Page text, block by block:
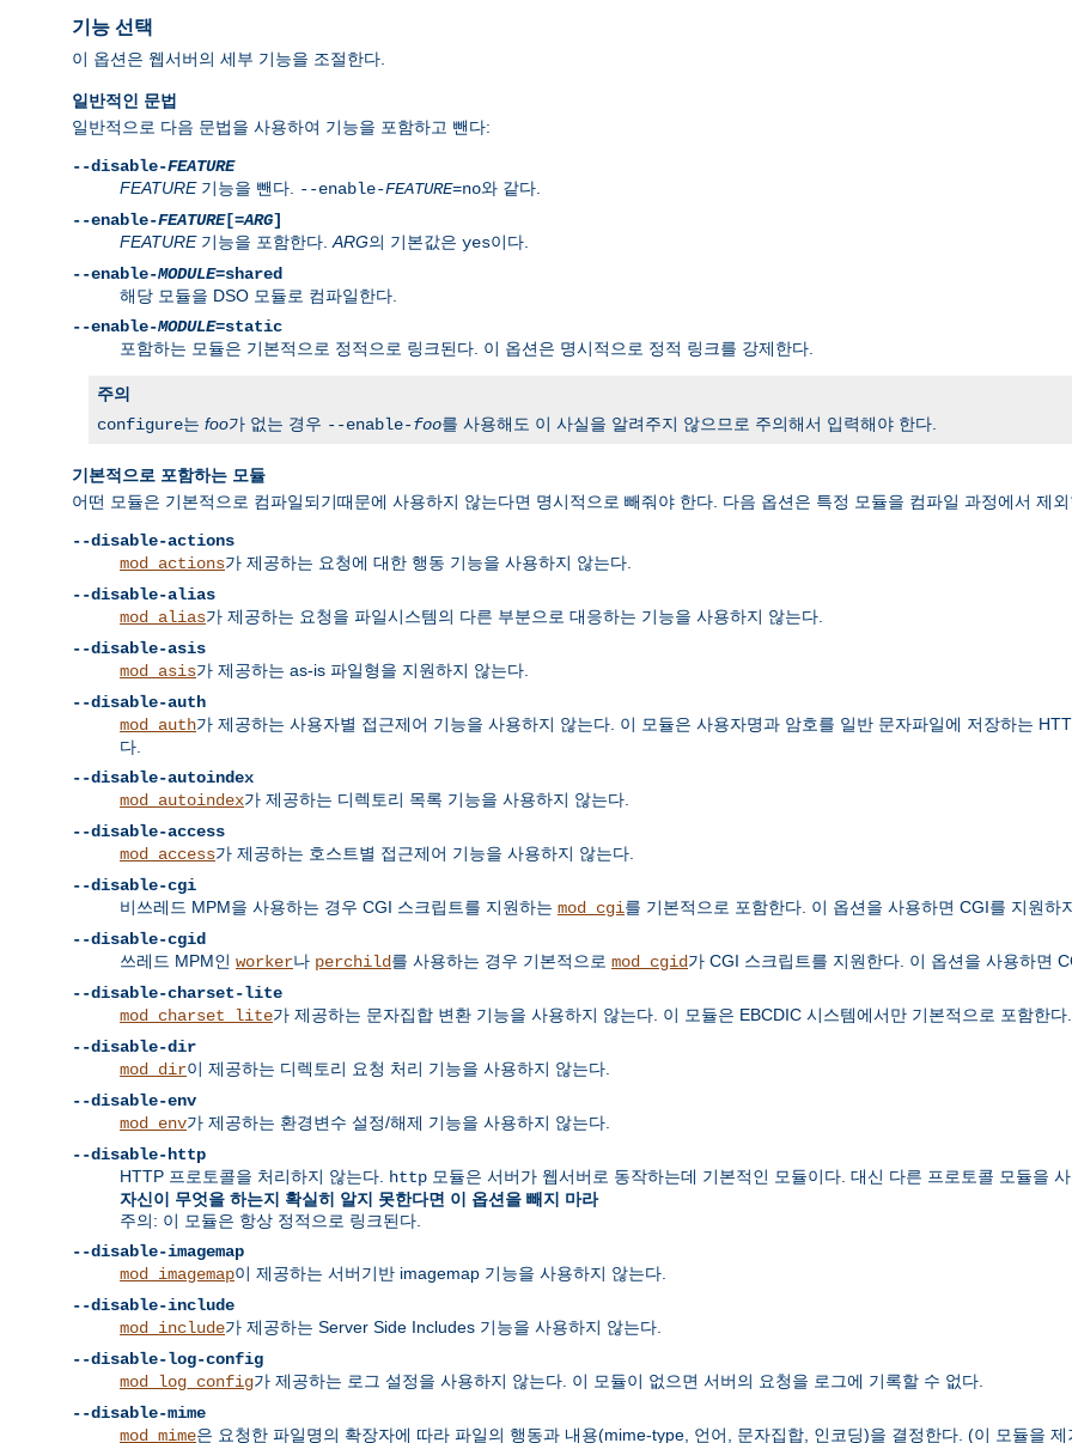
기능 선택
이 옵션은 웹서버의 세부 기능을 조절한다.
일반적인 문법
일반적으로 다음 문법을 사용하여 기능을 포함하고 뺀다:
--disable-FEATURE
FEATURE기능을 뺀다. --enable-FEATURE=no와 같다.
--enable-FEATURE[=ARG]
FEATURE기능을 포함한다. ARG의 기본값은 yes이다.
--enable-MODULE=shared
해당 모듈을 DSO 모듈로 컴파일한다.
--enable-MODULE=static
포함하는 모듈은 기본적으로 정적으로 링크된다. 이 옵션은 명시적으로 정적 링크를 강제한다.
주의
configure는 foo가 없는 경우 --enable-foo를 사용해도 이 사실을 알려주지 않으므로 주의해서 입력해야 한다.
기본적으로 포함하는 모듈
어떤 모듈은 기본적으로 컴파일되기때문에 사용하지 않는다면 명시적으로 빼줘야 한다. 다음 옵션은 특정 모듈을 컴파일 과정에서 제외
--disable-actions
mod_actions가 제공하는 요청에 대한 행동 기능을 사용하지 않는다.
--disable-alias
mod_alias가 제공하는 요청을 파일시스템의 다른 부분으로 대응하는 기능을 사용하지 않는다.
--disable-asis
mod_asis가 제공하는 as-is 파일형을 지원하지 않는다.
--disable-auth
mod_auth가 제공하는 사용자별 접근제어 기능을 사용하지 않는다. 이 모듈은 사용자명과 암호를 일반 문자파일에 저장하는
다.
--disable-autoindex
mod_autoindex가 제공하는 디렉토리 목록 기능을 사용하지 않는다.
--disable-access
mod_access가 제공하는 호스트별 접근제어 기능을 사용하지 않는다.
--disable-cgi
비쓰레드 MPM을 사용하는 경우 CGI 스크립트를 지원하는 mod_cgi를 기본적으로 포함한다. 이 옵션을 사용하면 CGI를 지원하
--disable-cgid
쓰레드 MPM인 worker나 perchild를 사용하는 경우 기본적으로 mod_cgid가 CGI 스크립트를 지원한다. 이 옵션을 사용하면
--disable-charset-lite
mod_charset_lite가 제공하는 문자집합 변환 기능을 사용하지 않는다. 이 모듈은 EBCDIC 시스템에서만 기본적으로 포함한다.
--disable-dir
mod_dir이 제공하는 디렉토리 요청 처리 기능을 사용하지 않는다.
--disable-env
mod_env가 제공하는 환경변수 설정/해제 기능을 사용하지 않는다.
--disable-http
HTTP 프로토콜을 처리하지 않는다.
http 모듈은 서버가 웹서버로 동작하는데 기본적인 모듈이다. 대신 다른 프로토콜 모듈을
자신이 무엇을 하는지 확실히 알지 못한다면 이 옵션을 빼지 마라
주의: 이 모듈은 항상 정적으로 링크된다.
--disable-imagemap
mod_imagemap이 제공하는 서버기반 imagemap 기능을 사용하지 않는다.
--disable-include
mod_include가 제공하는 Server Side Includes 기능을 사용하지 않는다.
--disable-log-config
mod_log_config가 제공하는 로그 설정을 사용하지 않는다. 이 모듈이 없으면 서버의 요청을 로그에 기록할 수 없다.
--disable-mime
mod_mime은 요청한 파일명의 확장자에 따라 파일의 행동과 내용(mime-type, 언어, 문자집합, 인코딩)을 결정한다. (이 모듈을